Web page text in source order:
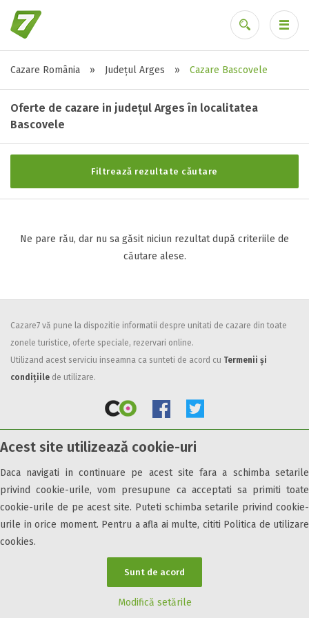
Acest site utilizează cookie-uri
Daca navigati in continuare pe acest site fara a schimba setarile
privind cookie-urile, vom presupune ca acceptati sa primiti toate
cookie-urile de pe acest site. Puteti schimba setarile privind cookie-
urile in orice moment. Pentru a afla ai multe, cititi Politica de utilizare
cookies.
Sunt de acord
Modifică setările
Cazare România » Județul Arges » Cazare Bascovele
Oferte de cazare in județul Arges în localitatea
Bascovele
Filtrează rezultate căutare
Stele / margarete
Neclasificat
1 stea / margareta
3 stele / margarete
4 stele / margarete
Selecteaza pretul
Facilități
Internet wireless
Parcare
All inclusive
Pensiune completa
Demipensiune
Mic dejun
Accepta animale
Accepta voucher vacanta
Acces persoane cu dizabilități
Ne pare rău, dar nu sa găsit niciun rezultat după criteriile de
căutare alese.
Cazare7 vă pune la dispozitie informatii despre unitati de cazare din toate
zonele turistice, oferte speciale, rezervari online.
Utilizand acest serviciu inseamna ca sunteti de acord cu Termenii și
condițiile de utilizare.
Obiective turistice Informații utile Parteneri Cazare7 Harta Cazare7